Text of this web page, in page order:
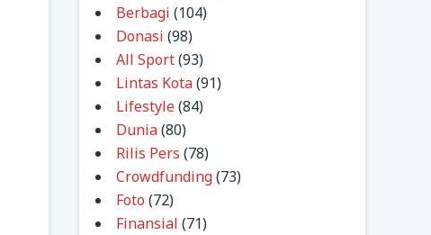
Berbagi (104)
Donasi (98)
All Sport(93)
Lintas Kota(91)
Lifestyle(84)
Dunia(80)
Rilis Pers (78)
Crowdfunding(73)
Foto (72)
Finansial (71)